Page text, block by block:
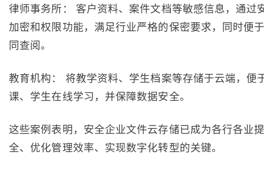
律师事务所： 客户资料、案件文档等敏感信息，通过
加密和权限功能，满足行业严格的保密要求，同时便
同查阅。
教育机构： 将教学资料、学生档案等存储于云端，便
课、学生在线学习，并保障数据安全。
这些案例表明，安全企业文件云存储已成为各行各业
全、优化管理效率、实现数字化转型的关键。